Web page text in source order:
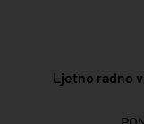
Ljetno radno